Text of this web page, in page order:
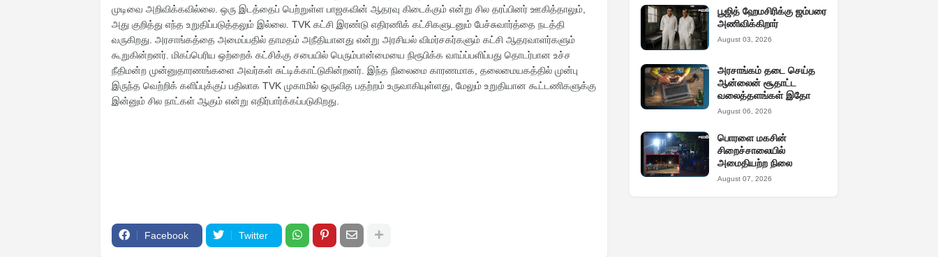
முடிவை அறிவிக்கவில்லை. ஒரு இடத்தைப் பெற்றுள்ள பாஜகவின் ஆதரவு கிடைக்கும் என்று சில தரப்பினர் ஊகித்தாலும்,
அது குறித்து எந்த உறுதிப்படுத்தலும் இல்லை. TVK கட்சி இரண்டு எதிரணிக் கட்சிகளுடனும் பேச்சுவார்த்தை நடத்தி
வருகிறது. அரசாங்கத்தை அமைப்பதில் தாமதம் அநீதியானது என்று அரசியல் விமர்சகர்களும் கட்சி ஆதரவாளர்களும்
கூறுகின்றனர். மிகப்பெரிய ஒற்றைக் கட்சிக்கு சபையில் பெரும்பான்மையை நிரூபிக்க வாய்ப்பளிப்பது தொடர்பான உச்ச
நீதிமன்ற முன்னுதாரணங்களை அவர்கள் சுட்டிக்காட்டுகின்றனர். இந்த நிலைமை காரணமாக, தலைமையகத்தில் முன்பு
இருந்த வெற்றிக் களிப்புக்குப் பதிலாக TVK முகாமில் ஒருவித பதற்றம் உருவாகியுள்ளது, மேலும் உறுதியான கூட்டணிகளுக்கு
இன்னும் சில நாட்கள் ஆகும் என்று எதிர்பார்க்கப்படுகிறது.
Facebook Twitter
பூஜித் ஹேமசிரிக்கு ஜம்பரை
அணிவிக்கிறார்
August 03, 2026
அரசாங்கம் தடை செய்த
ஆன்லைன் சூதாட்ட
வலைத்தளங்கள் இதோ
August 06, 2026
பொரளை மகசின்
சிறைச்சாலையில்
அமைதியற்ற நிலை
August 07, 2026